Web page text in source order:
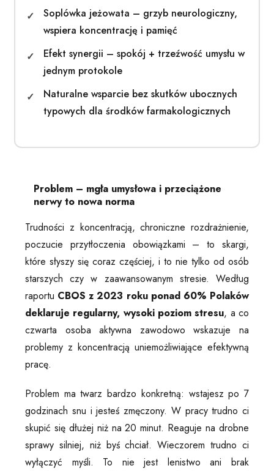
Soplówka jeżowata – grzyb neurologiczny,
wspiera koncentrację i pamięć
Efekt synergii – spokój + trzeźwość umysłu w
jednym protokole
Naturalne wsparcie bez skutków ubocznych
typowych dla środków farmakologicznych
Problem – mgła umysłowa i przeciążone
nerwy to nowa norma
Trudności z koncentracją, chroniczne rozdrażnienie,
poczucie przytłoczenia obowiązkami – to skargi,
które słyszy się coraz częściej, i to nie tylko od osób
starszych czy w zaawansowanym stresie. Według
raportu CBOS z 2023 roku ponad 60% Polaków
deklaruje regularny, wysoki poziom stresu, a co
czwarta osoba aktywna zawodowo wskazuje na
problemy z koncentracją uniemożliwiające efektywną
pracę.
Problem ma twarz bardzo konkretną: wstajesz po 7
godzinach snu i jesteś zmęczony. W pracy trudno ci
skupić się dłużej niż na 20 minut. Reaguje na drobne
sprawy silniej, niż byś chciał. Wieczorem trudno ci
wyłączyć myśli. To nie jest lenistwo ani brak